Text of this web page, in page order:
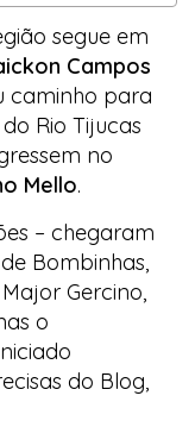
segue em
Campos
caminho para
Rio Tijucas
no
Mello.
– chegaram
Bombinhas,
Gercino,
o
do Blog,